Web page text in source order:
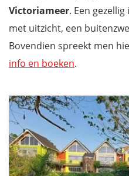
Victoriameer. Een
met uitzicht, een
Bovendien spreekt men
info en boeken.